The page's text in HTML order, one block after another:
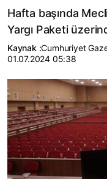
Hafta başında
Yargı Paketi
Kaynak :Cumhuriyet
01.07.2024 05:38